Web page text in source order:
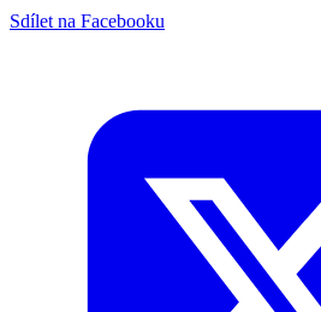
Sdílet na Facebooku